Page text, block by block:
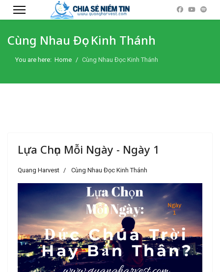
Cùng Nhau Đọc Kinh Thánh
You are here: Home Cùng Nhau Đọc Kinh Thánh
Lựa Chọn Mỗi Ngày - Ngày 1
Quang Harvest Cùng Nhau Đọc Kinh Thánh